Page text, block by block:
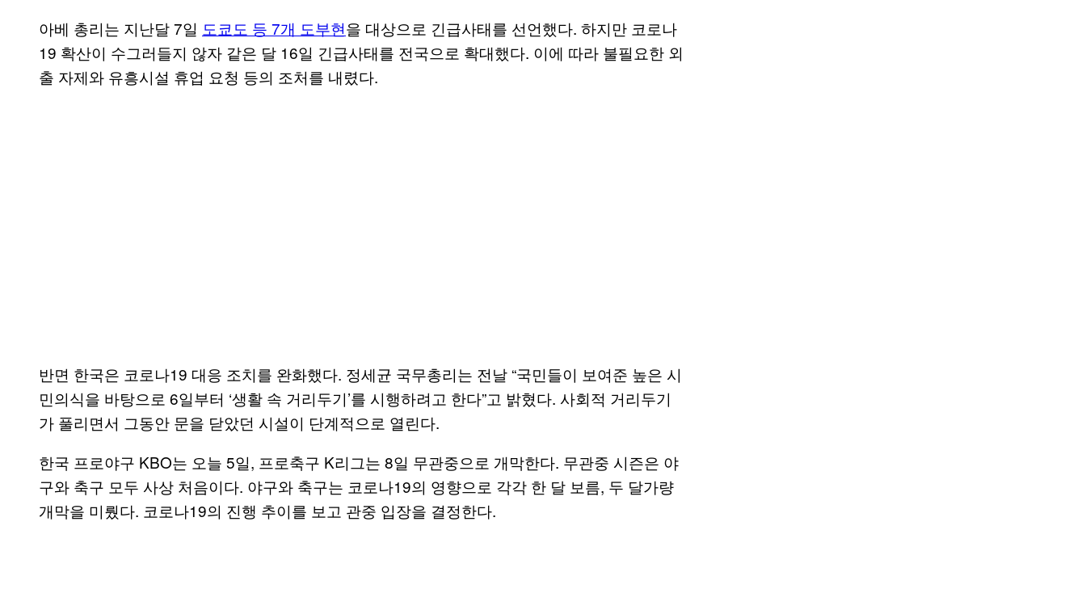
아베 총리는 지난달 7일 도쿄도 등 7개 도부현을 대상으로 긴급사태를 선언했다. 하지만 코로나
19 확산이 수그러들지 않자 같은 달 16일 긴급사태를 전국으로 확대했다. 이에 따라 불필요한 외
출 자제와 유흥시설 휴업 요청 등의 조처를 내렸다.
반면 한국은 코로나19 대응 조치를 완화했다. 정세균 국무총리는 전날 “국민들이 보여준 높은 시
민의식을 바탕으로 6일부터 ‘생활 속 거리두기’를 시행하려고 한다”고 밝혔다. 사회적 거리두기
가 풀리면서 그동안 문을 닫았던 시설이 단계적으로 열린다.
한국 프로야구 KBO는 오늘 5일, 프로축구 K리그는 8일 무관중으로 개막한다. 무관중 시즌은 야
구와 축구 모두 사상 처음이다. 야구와 축구는 코로나19의 영향으로 각각 한 달 보름, 두 달가량
개막을 미뤘다. 코로나19의 진행 추이를 보고 관중 입장을 결정한다.